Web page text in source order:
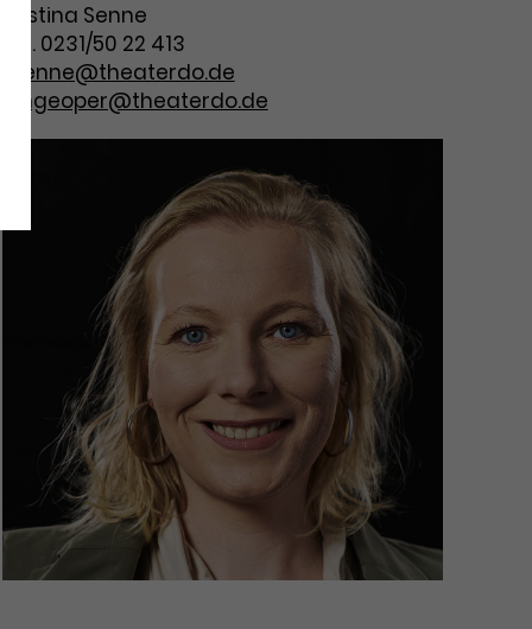
Kristina Senne
Tel. 0231/50 22 413
ksenne@theaterdo.de
jungeoper@theaterdo.de